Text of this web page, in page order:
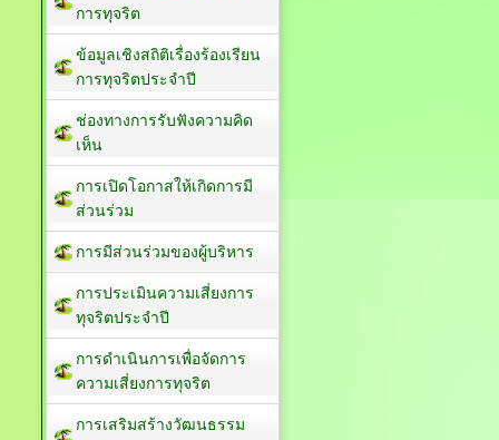
การทุจริต
ข้อมูลเชิงสถิติเรื่องร้องเรียน
การทุจริตประจำปี
ช่องทางการรับฟังความคิด
เห็น
การเปิดโอกาสให้เกิดการมี
ส่วนร่วม
การมีส่วนร่วมของผู้บริหาร
การประเมินความเสี่ยงการ
ทุจริตประจำปี
การดำเนินการเพื่อจัดการ
ความเสี่ยงการทุจริต
การเสริมสร้างวัฒนธรรม